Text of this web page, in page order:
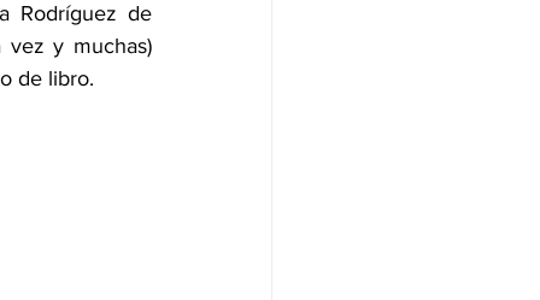
Rodríguez de
vez y muchas)
de libro.